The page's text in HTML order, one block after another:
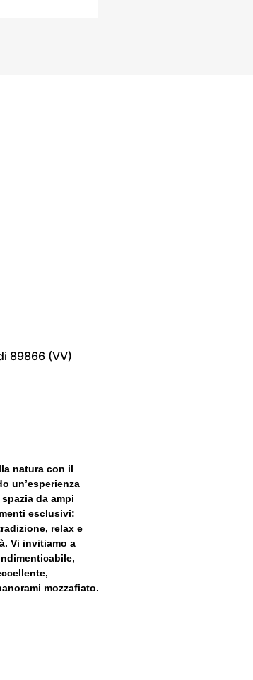
89866 (VV)
natura con il
un’esperienza
da ampi
esclusivi:
relax e
Vi invitiamo a
mozzafiato.